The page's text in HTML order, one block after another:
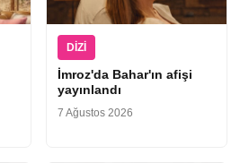
DIZI
İmroz'da Bahar'ın afişi
yayınlandı
7 Ağustos 2026